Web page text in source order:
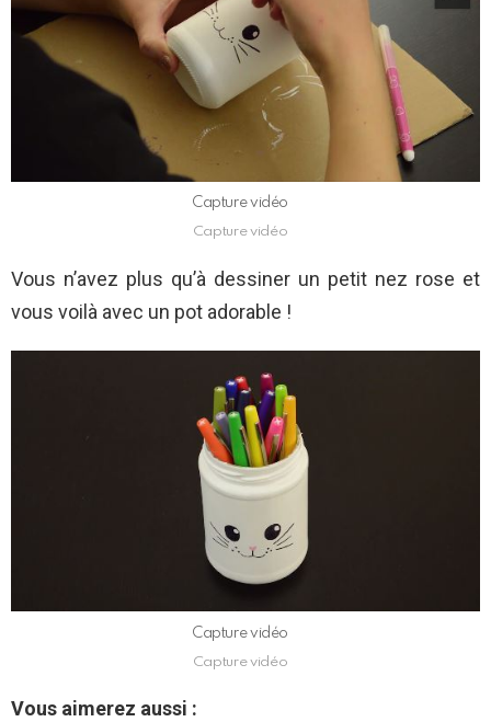
Capture vidéo
Capture vidéo
Vous n’avez plus qu’à dessiner un petit nez rose et
vous voilà avec un pot adorable !
Capture vidéo
Capture vidéo
Vous aimerez aussi :